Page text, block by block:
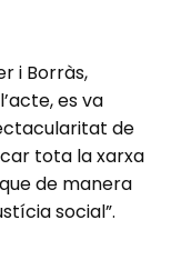
i Borràs,
es va
de
tota la xarxa
de manera
social”.